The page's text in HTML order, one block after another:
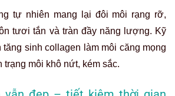
tự nhiên mang lại đôi môi rạng rỡ,
tươi tắn và tràn đầy năng lượng. Kỹ
tăng sinh collagen làm môi căng mọng
trạng môi khô nứt, kém sắc.